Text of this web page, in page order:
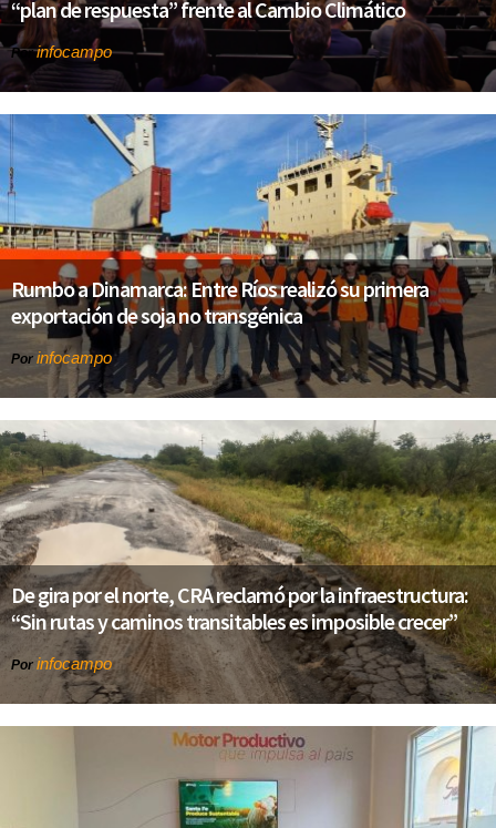
“plan de respuesta” frente al Cambio Climático
Porinfocampo
Rumbo a Dinamarca: Entre Ríos realizó su primera
exportación de soja no transgénica
Por infocampo
De gira por el norte, CRA reclamó por la infraestructura:
“Sin rutas y caminos transitables es imposible crecer”
Por infocampo